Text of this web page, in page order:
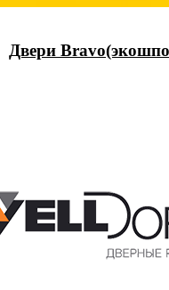
Двери